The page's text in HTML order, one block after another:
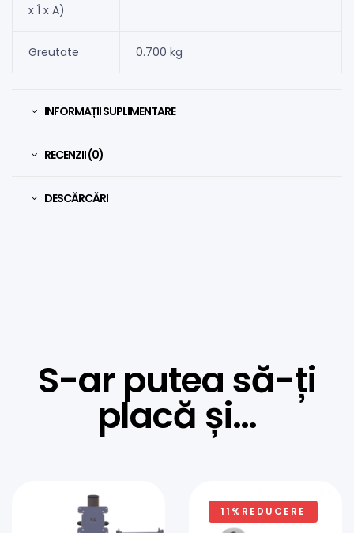
x Î x A)
Greutate 0.700 kg
INFORMAȚII SUPLIMENTARE
RECENZII (0)
DESCĂRCĂRI
S-ar putea să-ți
placă și…
11%REDUCERE